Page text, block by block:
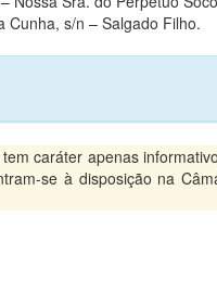
Cunha, s/n – Salgado Filho.
caráter apenas
se à disposição na